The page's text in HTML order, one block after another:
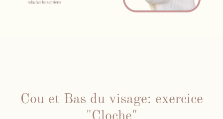
Cou et Bas du visage: exercice